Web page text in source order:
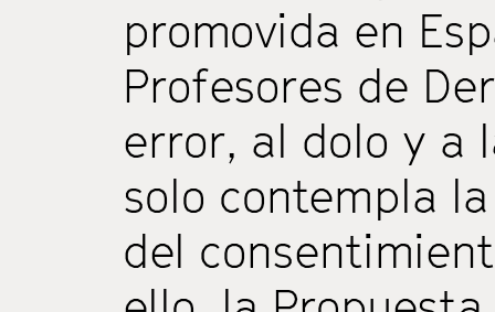
promovida en
Profesores de
error, al dolo y a
solo contempla
del